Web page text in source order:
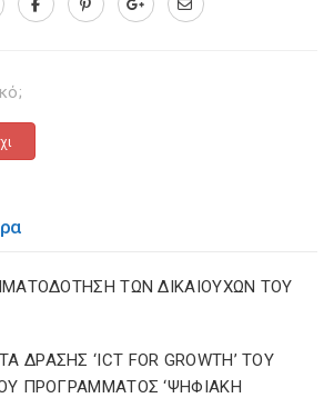
ΤΩΝ ΔΙΚΑΙΟΥΧΩΝ ΤΟΥ
ΔΡΑΣΗΣ ‘ICT FOR GROWTH’ ΤΟΥ
ΠΡΟΓΡΑΜΜΑΤΟΣ ‘ΨΗΦΙΑΚΗ